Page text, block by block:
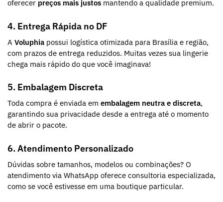
oferecer preços mais justos mantendo a qualidade premium.
4. Entrega Rápida no DF
A Voluphia possui logística otimizada para Brasília e região,
com prazos de entrega reduzidos. Muitas vezes sua lingerie
chega mais rápido do que você imaginava!
5. Embalagem Discreta
Toda compra é enviada em embalagem neutra e discreta,
garantindo sua privacidade desde a entrega até o momento
de abrir o pacote.
6. Atendimento Personalizado
Dúvidas sobre tamanhos, modelos ou combinações? O
atendimento via WhatsApp oferece consultoria especializada,
como se você estivesse em uma boutique particular.